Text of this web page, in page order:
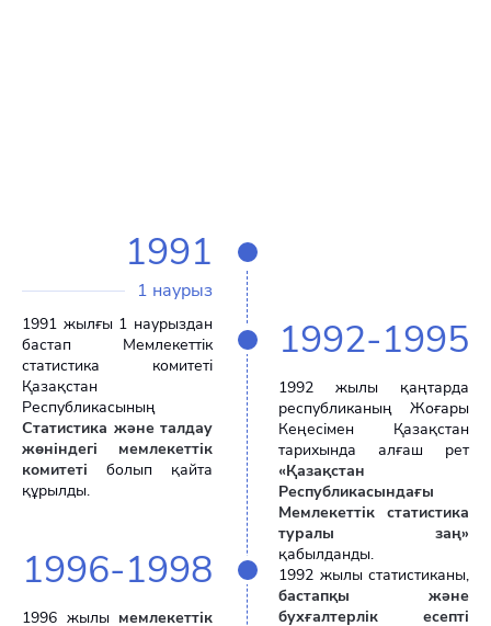
1991
1 наурыз
1991 жылғы 1 наурыздан
бастап Мемлекеттік
статистика комитеті
Қазақстан
Республикасының
Статистика және талдау
жөніндегі мемлекеттік
комитеті болып қайта
құрылды.
1996-1998
1996 жылы мемлекеттік
1992-1995
1992 жылы қаңтарда
республиканың Жоғары
Кеңесімен Қазақстан
тарихында алғаш рет
«Қазақстан
Республикасындағы
Мемлекеттік статистика
туралы заң»
қабылданды.
1992 жылы статистиканы,
бастапқы және
бухғалтерлік есепті